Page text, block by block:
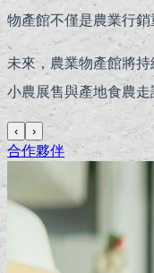
物產館不僅是農業行
未來，農業物產館將
小農展售與產地食農走
‹ ›
合作夥伴